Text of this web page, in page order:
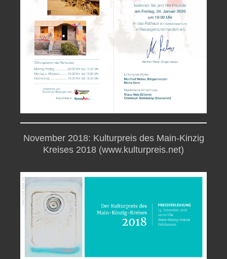
November 2018: Kulturpreis des Main-Kinzig
Kreises 2018 (www.kulturpreis.net)